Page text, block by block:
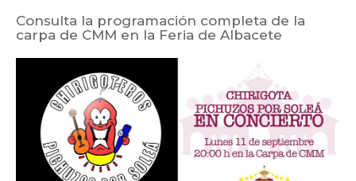
Consulta la programación completa de la
carpa de CMM en la Feria de Albacete